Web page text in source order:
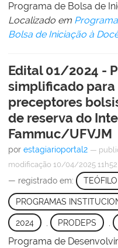
Programa de Bolsa de
Localizado em
Bolsa de Iniciação à
Edital 01/2024 -
simplificado para
preceptores
de reserva do
Fammuc/UFVJM
por estagiarioportal2 —
modificação 10/04/2025 11h52
— registrado em:
PROGRAMAS
2024 PRODEPS
Programa de